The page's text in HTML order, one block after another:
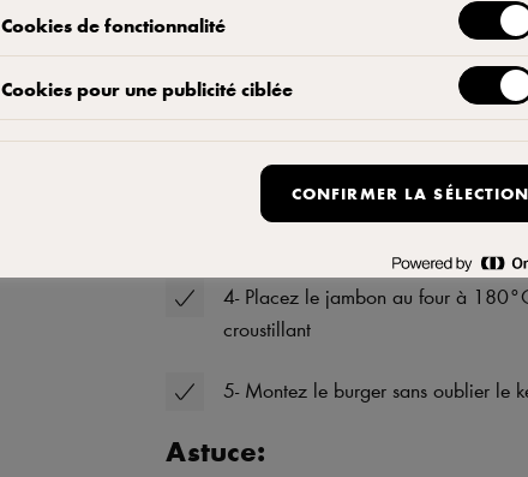
1- Salez et poivrez les steaks puis
2- Nappez vos pains de beurre
sous salamandre ou au four
3- Cou pez finement l’oignon et
4- Placez le jambon au four à
croustillant
5- Montez le burger sans oublier le
Astuce:
Cookies de fonctionnalité
Cookies pour une publicité ciblée
CONFIRMER LA SÉLECTION